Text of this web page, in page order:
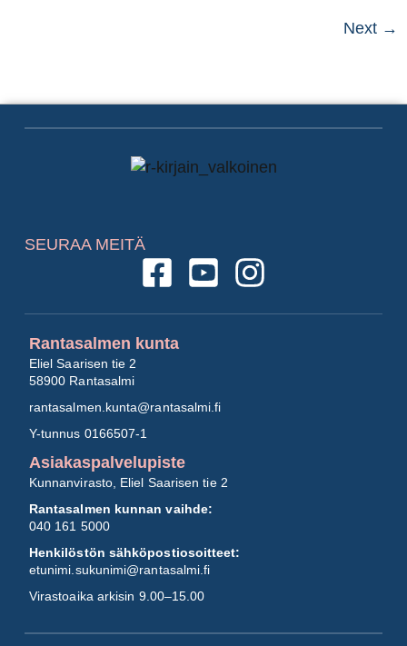
Next →
Rantasalmen kunta
Eliel Saarisen tie 2
58900 Rantasalmi
rantasalmen.kunta@rantasalmi.fi
Y-tunnus 0166507-1
Asiakaspalvelupiste
Kunnanvirasto, Eliel Saarisen tie 2
Rantasalmen kunnan vaihde:
040 161 5000
Henkilöstön sähköpostiosoitteet:
etunimi.sukunimi@rantasalmi.fi
Virastoaika arkisin 9.00–15.00
SEURAA MEITÄ